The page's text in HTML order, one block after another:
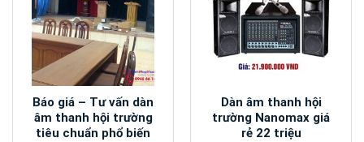
phạm Kỹ thuật Hưng Yên cơ sở 2
>>>Xem thêm:Dự án lắp đặt tại trung tâm điều dưỡng
người có công
>>>Xem thêm: Dự án lắp đặt tại quán Cafe – Hát cho
nhau nghe
Báo giá – Tư vấn dàn
âm thanh hội trường
tiêu chuẩn phổ biến
Dàn âm thanh hội
trường Nanomax giá
rẻ 22 triệu